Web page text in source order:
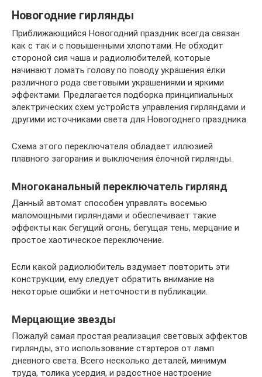
Новогодние гирлянды
Приближающийся Новогодний праздник всегда связан
как с так и с повышенными хлопотами. Не обходит
стороной сия чаша и радиолюбителей, которые
начинают ломать голову по поводу украшения ёлки
различного рода световыми украшениями и яркими
эффектами. Предлагается подборка принципиальных
электрических схем устройств управления гирляндами и
другими источниками света для Новогоднего праздника.
Схема этого переключателя обладает иллюзией
плавного загорания и выключения ёлочной гирлянды.
Многоканальный переключатель гирлянд
Данный автомат способен управлять восемью
маломощными гирляндами и обеспечивает такие
эффекты как бегущий огонь, бегущая тень, мерцание и
простое хаотическое переключение.
Если какой радиолюбитель вздумает повторить эти
конструкции, ему следует обратить внимание на
некоторые ошибки и неточности в публикации.
Мерцающие звезды
Пожалуй самая простая реализация световых эффектов
гирлянды, это использование стартеров от ламп
дневного света. Всего несколько деталей, минимум
труда, толика усердия, и радостное настроение